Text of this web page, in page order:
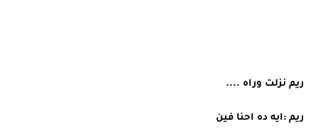
ريم نزلت وراه ....
ريم :ايه ده احنا فين